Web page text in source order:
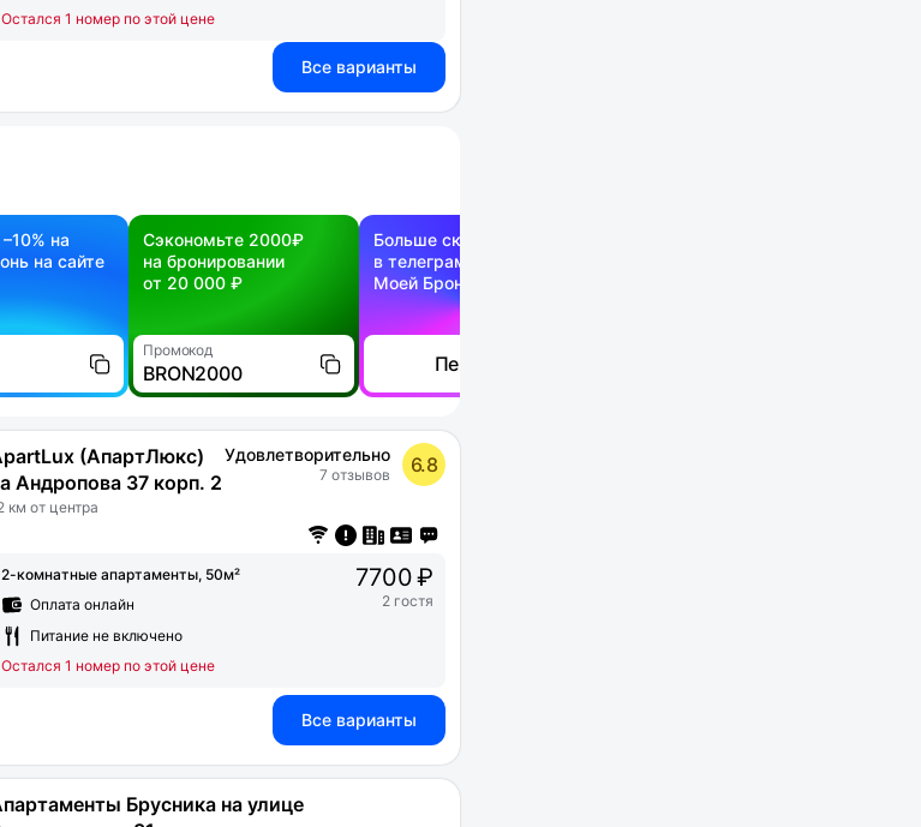
Остался 1 номер по этой цене
Все варианты
на
на сайте
Сэкономьте 2000₽
на бронировании
от 20 000 ₽
Промокод
BRON2000
Больше скидок —
в телеграм-канале
Моей Брони
Перейти
(АпартЛюкс)
Андропова 37 корп. 2
км от центра
Удовлетворительно
7 отзывов 6.8
2-комнатные апартаменты, 50м²
Оплата онлайн
Питание не включено
Остался 1 номер по этой цене
7700 ₽
2 гостя
Все варианты
Брусника на улице